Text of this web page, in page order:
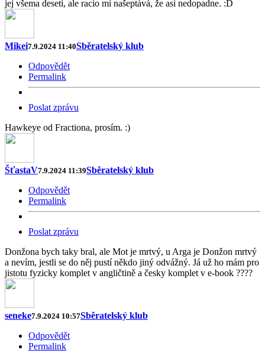
jej všema deseti, ale racio mi našeptává, že asi nedopadne. :D
Mikei7.9.2024 11:40Sběratelský klub
Odpovědět
Permalink
Poslat zprávu
Hawkeye od Fractiona, prosím. :)
ŠťastaV7.9.2024 11:39Sběratelský klub
Odpovědět
Permalink
Poslat zprávu
Donžona bych taky bral, ale Mot je mrtvý, u Arga je Donžon mrtvý
a nevím, jestli se do něj pustí někdo jiný odvážný. Já už ho mám pro
jistotu fyzicky komplet v angličtině a česky komplet v e-book ????
seneke7.9.2024 10:57Sběratelský klub
Odpovědět
Permalink